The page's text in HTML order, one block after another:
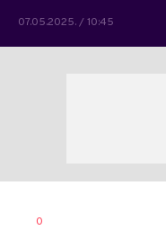
07.05.2025. / 10:45
AUTOR
0